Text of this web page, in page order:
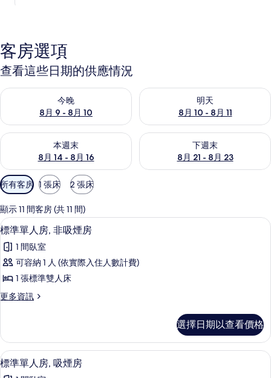
客房選項
查看這些日期的供應情況
今晚
8月 9 - 8月 10
查看今晚 (8月 9 - 8月 10) 的供應情況
明天
8月 10 - 8月 11
查看明天 (8月 10 - 8月 11) 的
本週末
8月 14 - 8月 16
查看本週末 (8月 14 - 8月 16) 的供應情況
下週末
8月 21 - 8月 23
查看下週末 (8月 21 - 8月 23)
可
用
的
客
房
篩
選
條
所有客房 1 張床 2 張床
顯示 11 間客房 (共 11 間)
顯
示
標
準
人
非
吸
煙
15
標準單人房, 非吸煙房
1 間臥室
可容納 1 人 (依實際入住人數計費)
1 張標準雙人床
更多資訊
更
單
人
房,
選擇日期以查看價格
顯
示
15
標準單人房, 吸煙房